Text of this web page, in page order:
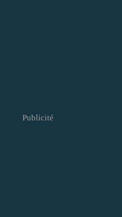
Publicité